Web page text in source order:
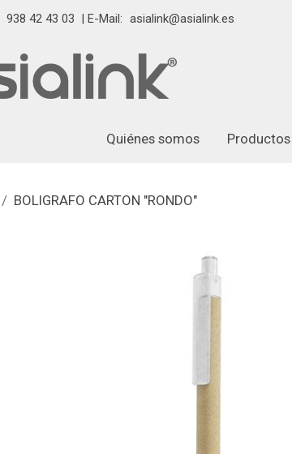
938 42 43 03 | E-Mail: asialink@asialink.es
Quiénes somos Productos
BOLIGRAFO CARTON "RONDO"